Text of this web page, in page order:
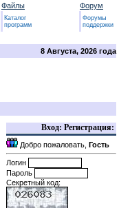
Файлы
Каталог
программ
Форум
Форумы
поддержки
8 Августа, 2026 года
Вход: Регистрация:
Добро пожаловать, Гость
Логин
Пароль
Секретный код: